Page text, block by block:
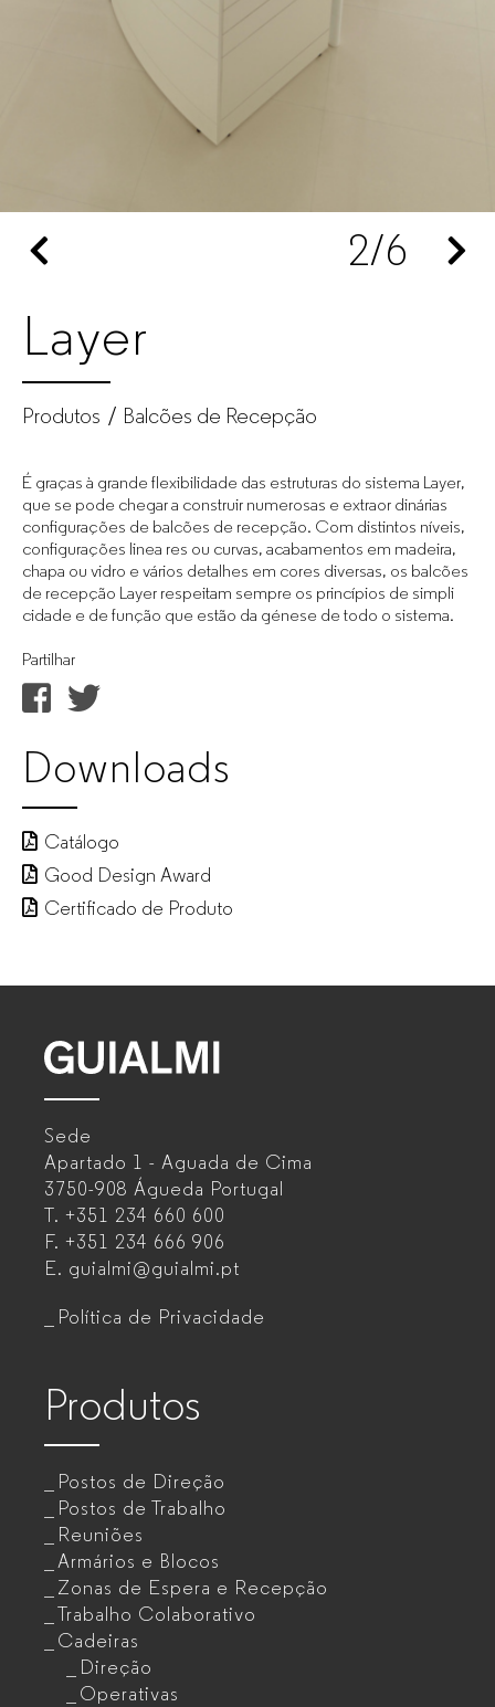
2/6
Layer
Produtos Balcões de Recepção
É graças à grande flexibilidade das estruturas do sistema Layer,
que se pode chegar a construir numerosas e extraor dinárias
configurações de balcões de recepção. Com distintos níveis,
configurações linea res ou curvas, acabamentos em madeira,
chapa ou vidro e vários detalhes em cores diversas, os balcões
de recepção Layer respeitam sempre os princípios de simpli
cidade e de função que estão da génese de todo o sistema.
Partilhar
Downloads
Catálogo
Good Design Award
Certificado de Produto
Sede
Apartado 1 - Aguada de Cima
3750-908 Águeda Portugal
T. +351 234 660 600
F. +351 234 666 906
E. guialmi@guialmi.pt
Política de Privacidade
Produtos
Postos de Direção
Postos de Trabalho
Reuniões
Armários e Blocos
Zonas de Espera e Recepção
Trabalho Colaborativo
Cadeiras
Direção
Operativas